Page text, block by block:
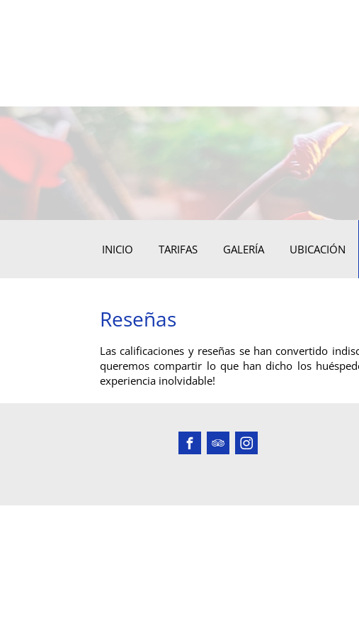
INICIO TARIFAS GALERÍA UBICACIÓN
Reseñas
Las calificaciones y reseñas se han convertido
queremos compartir lo que han dicho los
experiencia inolvidable!